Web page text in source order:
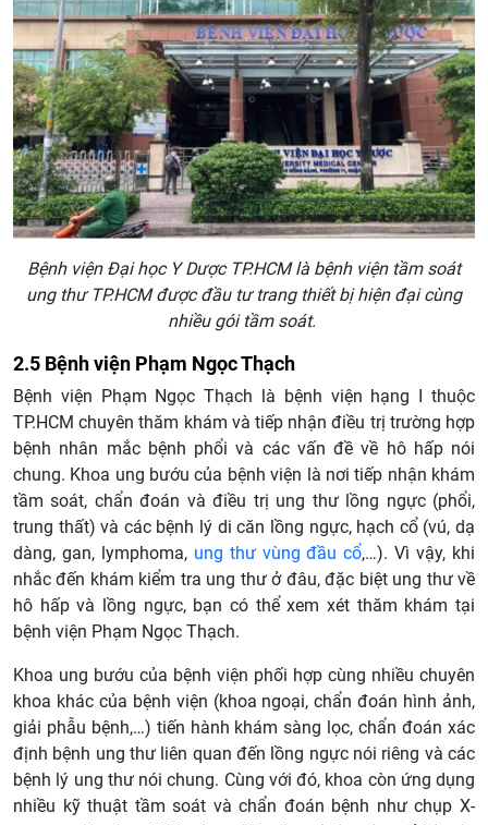
Bệnh viện Đại học Y Dược TP.HCM là bệnh viện tầm soát
ung thư TP.HCM được đầu tư trang thiết bị hiện đại cùng
nhiều gói tầm soát.
2.5 Bệnh viện Phạm Ngọc Thạch
Bệnh viện Phạm Ngọc Thạch là bệnh viện hạng I thuộc
TP.HCM chuyên thăm khám và tiếp nhận điều trị trường hợp
bệnh nhân mắc bệnh phổi và các vấn đề về hô hấp nói
chung. Khoa ung bướu của bệnh viện là nơi tiếp nhận khám
tầm soát, chẩn đoán và điều trị ung thư lồng ngực (phổi,
trung thất) và các bệnh lý di căn lồng ngực, hạch cổ (vú, dạ
dàng, gan, lymphoma, ung thư vùng đầu cổ,…). Vì vậy, khi
nhắc đến khám kiểm tra ung thư ở đâu, đặc biệt ung thư về
hô hấp và lồng ngực, bạn có thể xem xét thăm khám tại
bệnh viện Phạm Ngọc Thạch.
Khoa ung bướu của bệnh viện phối hợp cùng nhiều chuyên
khoa khác của bệnh viện (khoa ngoại, chẩn đoán hình ảnh,
giải phẫu bệnh,…) tiến hành khám sàng lọc, chẩn đoán xác
định bệnh ung thư liên quan đến lồng ngực nói riêng và các
bệnh lý ung thư nói chung. Cùng với đó, khoa còn ứng dụng
nhiều kỹ thuật tầm soát và chẩn đoán bệnh như chụp X-